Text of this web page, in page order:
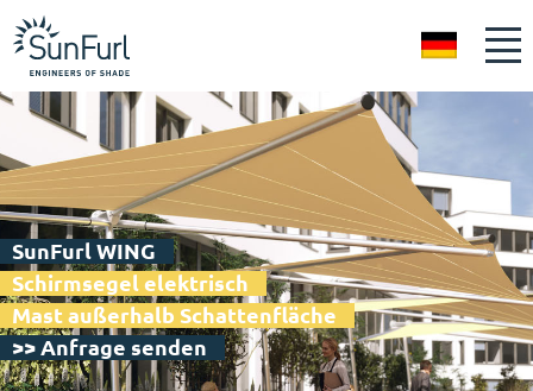
DE
SunFurl WING
Schirmsegel elektrisch
Mast außerhalb Schattenfläche
>> Anfrage senden